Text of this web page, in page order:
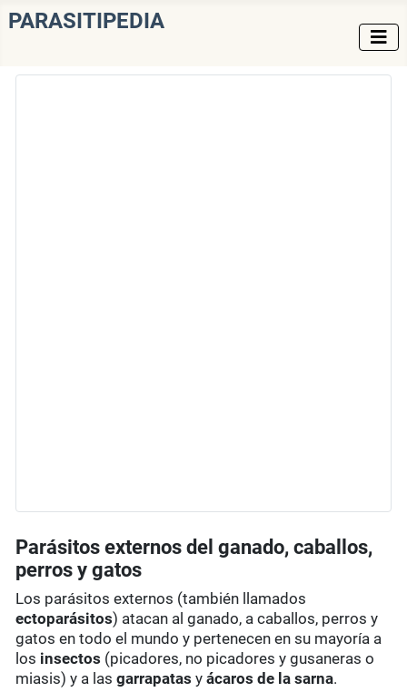
PARASITIPEDIA
Parásitos externos del ganado, caballos,
perros y gatos
Los parásitos externos (también llamados
ectoparásitos) atacan al ganado, a caballos, perros y
gatos en todo el mundo y pertenecen en su mayoría a
los insectos (picadores, no picadores y gusaneras o
miasis) y a lasgarrapatas yácaros de la sarna.